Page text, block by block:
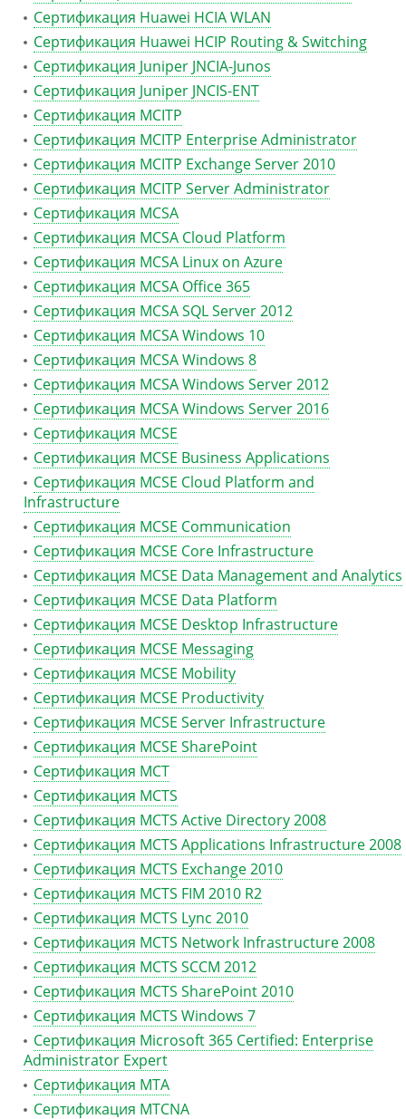
Сертификация Huawei HCIA WLAN
Сертификация Huawei HCIP Routing & Switching
Сертификация Juniper JNCIA-Junos
Сертификация Juniper JNCIS-ENT
Сертификация MCITP
Сертификация MCITP Enterprise Administrator
Сертификация MCITP Exchange Server 2010
Сертификация MCITP Server Administrator
Сертификация MCSA
Сертификация MCSA Cloud Platform
Сертификация MCSA Linux on Azure
Сертификация MCSA Office 365
Сертификация MCSA SQL Server 2012
Сертификация MCSA Windows 10
Сертификация MCSA Windows 8
Сертификация MCSA Windows Server 2012
Сертификация MCSA Windows Server 2016
Сертификация MCSE
Сертификация MCSE Business Applications
Сертификация MCSE Cloud Platform and
Infrastructure
Сертификация MCSE Communication
Сертификация MCSE Core Infrastructure
Сертификация MCSE Data Management and Analytics
Сертификация MCSE Data Platform
Сертификация MCSE Desktop Infrastructure
Сертификация MCSE Messaging
Сертификация MCSE Mobility
Сертификация MCSE Productivity
Сертификация MCSE Server Infrastructure
Сертификация MCSE SharePoint
Сертификация MCT
Сертификация MCTS
Сертификация MCTS Active Directory 2008
Сертификация MCTS Applications Infrastructure 2008
Сертификация MCTS Exchange 2010
Сертификация MCTS FIM 2010 R2
Сертификация MCTS Lync 2010
Сертификация MCTS Network Infrastructure 2008
Сертификация MCTS SCCM 2012
Сертификация MCTS SharePoint 2010
Сертификация MCTS Windows 7
Сертификация Microsoft 365 Certified: Enterprise
Administrator Expert
Сертификация MTA
Сертификация MTCNA